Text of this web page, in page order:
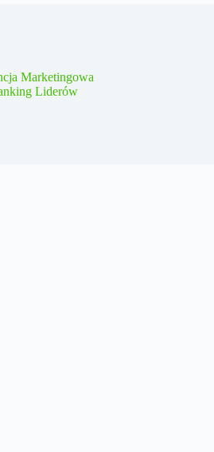
Marketingowa
Liderów